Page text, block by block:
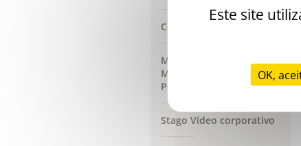
Codico de ética da Stago
Mensagem da Country
Manager da Stago
Portugal
Stago Vídeo corporativo
Este site
OK,